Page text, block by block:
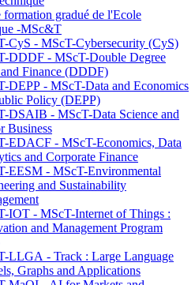
gradué de l'Ecole
-MSc&T
CyS - MScT-Cybersecurity (CyS)
DDDF - MScT-Double Degree
Finance (DDDF)
DEPP - MScT-Data and Economics
Policy (DEPP)
DSAIB - MScT-Data Science and
Business
EDACF - MScT-Economics, Data
and Corporate Finance
EESM - MScT-Environmental
and Sustainability
IOT - MScT-Internet of Things :
and Management Program
LLGA - Track : Large Language
Graphs and Applications